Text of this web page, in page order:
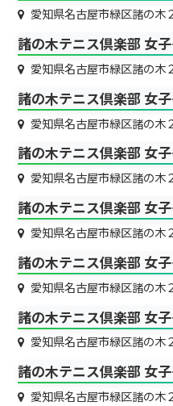
愛知県名古屋市緑区諸の木
諸の木テニス倶楽部 女
愛知県名古屋市緑区諸の木
諸の木テニス倶楽部 女
愛知県名古屋市緑区諸の木
諸の木テニス倶楽部 女
愛知県名古屋市緑区諸の木
諸の木テニス倶楽部 女
愛知県名古屋市緑区諸の木
諸の木テニス倶楽部 女
愛知県名古屋市緑区諸の木
諸の木テニス倶楽部 女
愛知県名古屋市緑区諸の木
諸の木テニス倶楽部 女
愛知県名古屋市緑区諸の木